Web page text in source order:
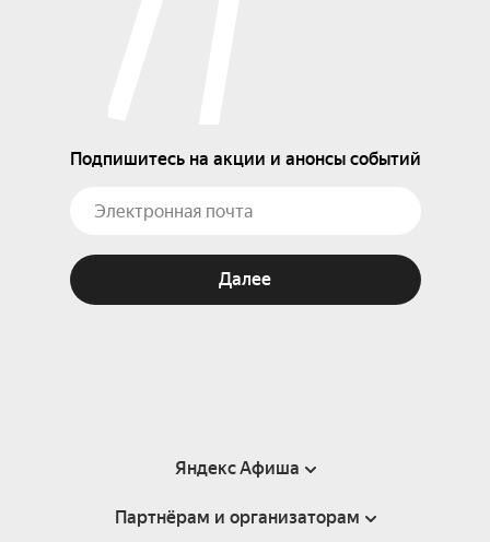
Подпишитесь на акции и анонсы событий
Далее
Яндекс Афиша
Справка
Партнёрам и организаторам